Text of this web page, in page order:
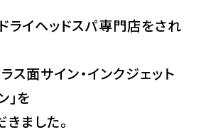
ライヘッドスパ専門店をされ
ス面サイン・インクジェット
」を
ました。